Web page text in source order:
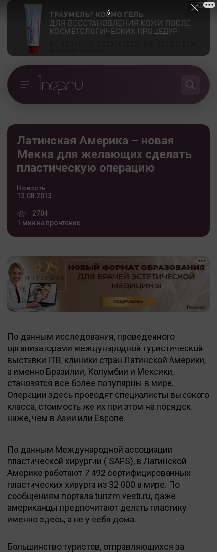
Латинская Америка – новая
Мекка для желающих сделать
пластическую операцию
Новость
13.08.2013
2704
1 мин на прочтение
По данным исследования, проведенного
организаторами международной туристической
выставки ITB, клиники стран Латинской Америки,
а именно Бразилии, Колумбии и Мексики,
становятся все более популярны в мире.
Операции здесь проводят специалисты высокого
класса, стоимость же их при этом на порядок
ниже, чем в Азии или Европе.
По данным Международной ассоциации
пластической хирургии (ISAPS), в Латинской
Америке работают 7 492 сертифицированных
пластических хирурга из 32 000 в мире. По
сообщениям портала turizm.vesti.ru, даже
американцы предпочитают делать пластику
именно здесь, а не у себя дома.
Большинство туристов, отправляющихся за
5